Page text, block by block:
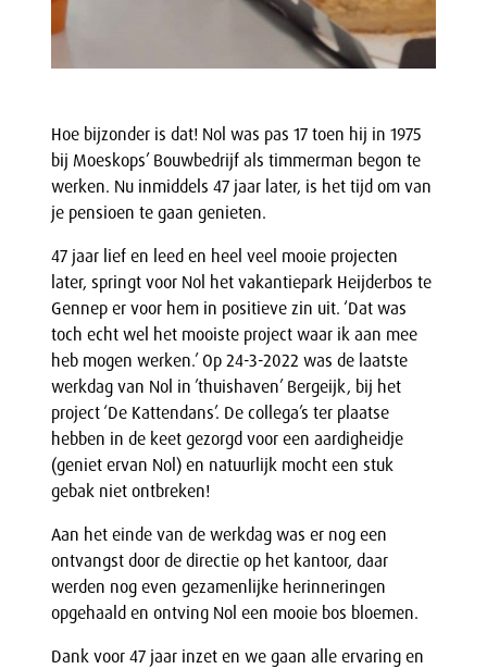
Hoe bijzonder is dat! Nol was pas 17 toen hij in 1975
bij Moeskops’ Bouwbedrijf als timmerman begon te
werken. Nu inmiddels 47 jaar later, is het tijd om van
je pensioen te gaan genieten.
47 jaar lief en leed en heel veel mooie projecten
later, springt voor Nol het vakantiepark Heijderbos te
Gennep er voor hem in positieve zin uit. ‘Dat was
toch echt wel het mooiste project waar ik aan mee
heb mogen werken.’ Op 24-3-2022 was de laatste
werkdag van Nol in ’thuishaven’ Bergeijk, bij het
project ‘De Kattendans’. De collega’s ter plaatse
hebben in de keet gezorgd voor een aardigheidje
(geniet ervan Nol) en natuurlijk mocht een stuk
gebak niet ontbreken!
Aan het einde van de werkdag was er nog een
ontvangst door de directie op het kantoor, daar
werden nog even gezamenlijke herinneringen
opgehaald en ontving Nol een mooie bos bloemen.
Dank voor 47 jaar inzet en we gaan alle ervaring en